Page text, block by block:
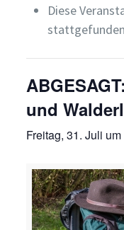
Diese
und
Freitag, 31. Juli